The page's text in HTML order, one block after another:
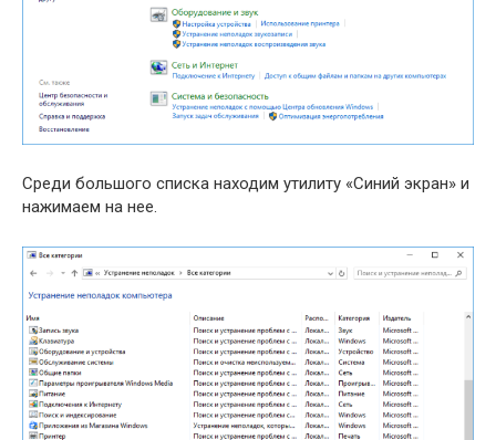
Среди большого списка находим утилиту «Синий экран» и
нажимаем на нее.